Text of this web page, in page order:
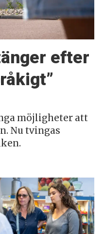
efter
möjligheter att
Nu tvingas